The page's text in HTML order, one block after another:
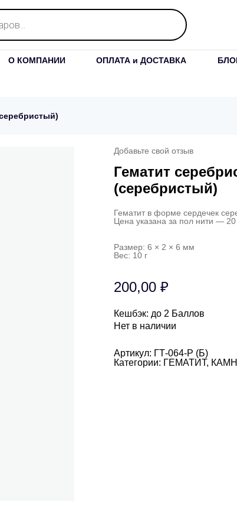
О КОМПАНИИ ОПЛАТА и ДОСТАВКА
Добавьте свой отзыв
Гематит
(серебристый)
Гематит в форме сердечек
Цена указана за пол нити —
Размер: 6 × 2 × 6 мм
Вес: 10 г
200,00 ₽
Кешбэк: до 2 Баллов
Нет в наличии
Артикул: ГТ-064-Р (Б)
Категории: ГЕМАТИТ,